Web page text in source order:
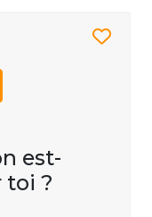
est-
toi ?